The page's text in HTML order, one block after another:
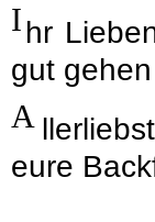
Ihr
gut
A
eure